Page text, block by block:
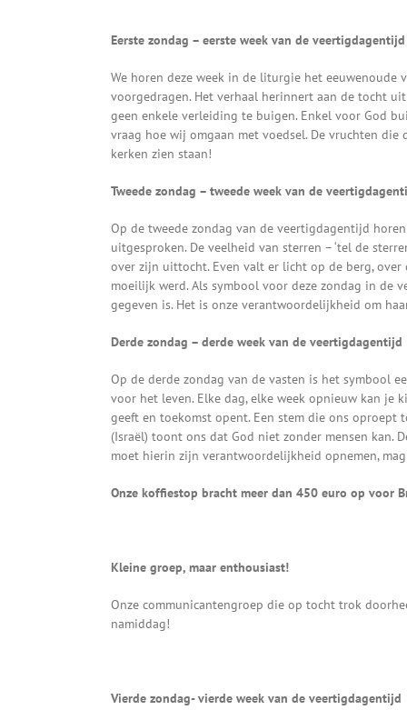
Eerste zondag – eerste week van de veertigdagentijd
We horen deze week in de liturgie het eeuwenoude
voorgedragen. Het verhaal herinnert aan de tocht
geen enkele verleiding te buigen. Enkel voor God
vraag hoe wij omgaan met voedsel. De vruchten die
kerken zien staan!
Tweede zondag – tweede week van de
Op de tweede zondag van de veertigdagentijd
uitgesproken. De veelheid van sterren – ‘tel de
over zijn uittocht. Even valt er licht op de berg,
moeilijk werd. Als symbool voor deze zondag in de
gegeven is. Het is onze verantwoordelijkheid om
Derde zondag – derde week van de veertigdagentijd
Op de derde zondag van de vasten is het symbool
voor het leven. Elke dag, elke week opnieuw kan je
geeft en toekomst opent. Een stem die ons oproept
(Israël) toont ons dat God niet zonder mensen kan.
moet hierin zijn verantwoordelijkheid opnemen,
Onze koffiestop bracht meer dan 450 euro op voor
Kleine groep, maar enthousiast!
Onze communicantengroep die op tocht trok
namiddag!
Vierde zondag- vierde week van de veertigdagentijd